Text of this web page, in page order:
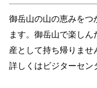
御岳山の山の恵みをつ
ます。御岳山で楽し
産として持ち帰りませ
詳しくはビジターセン